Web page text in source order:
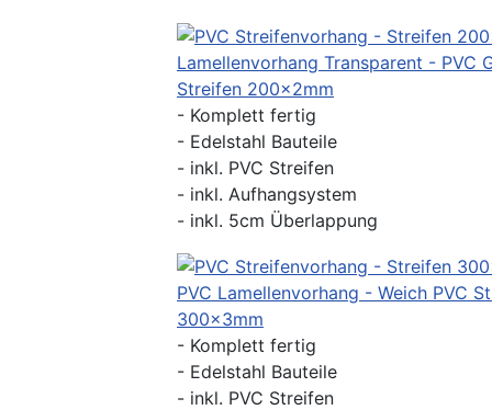
Lamellenvorhang Transparent - PVC
Streifen 200x2mm
- Komplett fertig
- Edelstahl Bauteile
- inkl. PVC Streifen
- inkl. Aufhangsystem
- inkl. 5cm Überlappung
PVC Lamellenvorhang - Weich PVC
300x3mm
- Komplett fertig
- Edelstahl Bauteile
- inkl. PVC Streifen